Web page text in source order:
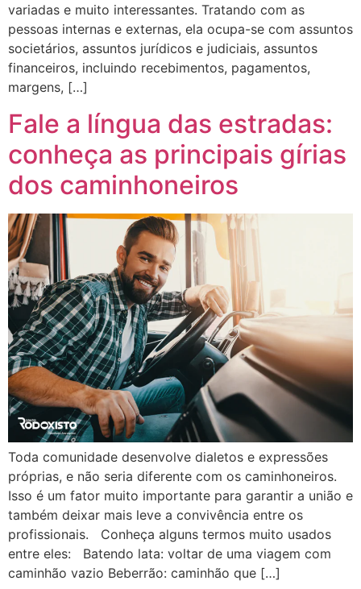
variadas e muito interessantes. Tratando com as
pessoas internas e externas, ela ocupa-se com assuntos
societários, assuntos jurídicos e judiciais, assuntos
financeiros, incluindo recebimentos, pagamentos,
margens, […]
Fale a língua das estradas:
conheça as principais gírias
dos caminhoneiros
Toda comunidade desenvolve dialetos e expressões
próprias, e não seria diferente com os caminhoneiros.
Isso é um fator muito importante para garantir a união e
também deixar mais leve a convivência entre os
profissionais. Conheça alguns termos muito usados
entre eles: Batendo lata: voltar de uma viagem com
caminhão vazio Beberrão: caminhão que […]